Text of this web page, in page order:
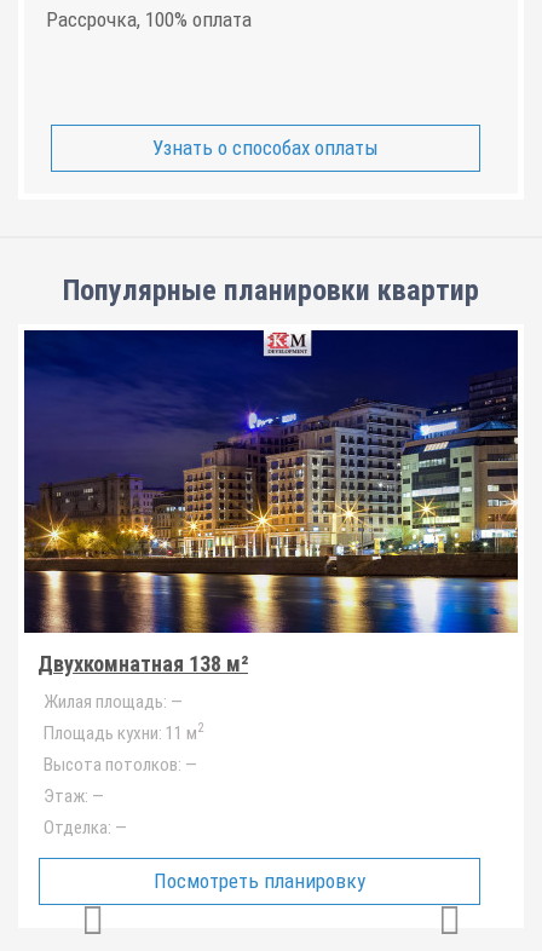
Рассрочка, 100% оплата
Узнать о способах оплаты
Популярные планировки квартир
Двухкомнатная 138 м²
Жилая площадь: —
Площадь кухни: 11 м2
Высота потолков: —
Этаж: —
Отделка: —
Посмотреть планировку